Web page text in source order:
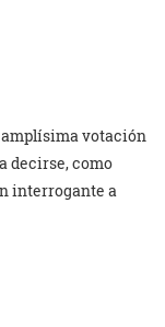
votación
decirse, como
interrogante a